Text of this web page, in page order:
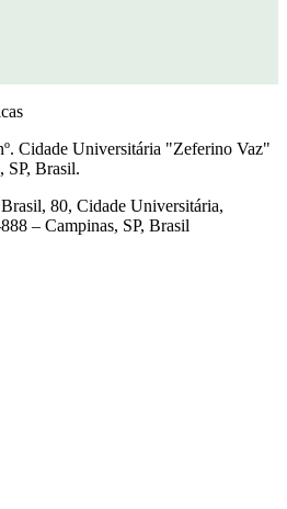
Cidade Universitária "Zeferino Vaz"
SP, Brasil.
80, Cidade Universitária,
– Campinas, SP, Brasil